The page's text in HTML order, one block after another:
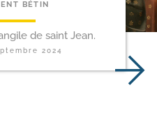
BÉTIN
de saint Jean.
2024